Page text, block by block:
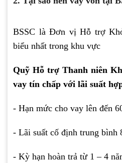
BSSC là Đơn vị Hỗ trợ
biểu nhất trong khu vực
Quỹ Hỗ trợ Thanh niên
vay tín chấp với lãi suất
- Hạn mức cho vay lên đến
- Lãi suất cố định trung bình
- Kỳ hạn hoàn trả từ 1 – 4